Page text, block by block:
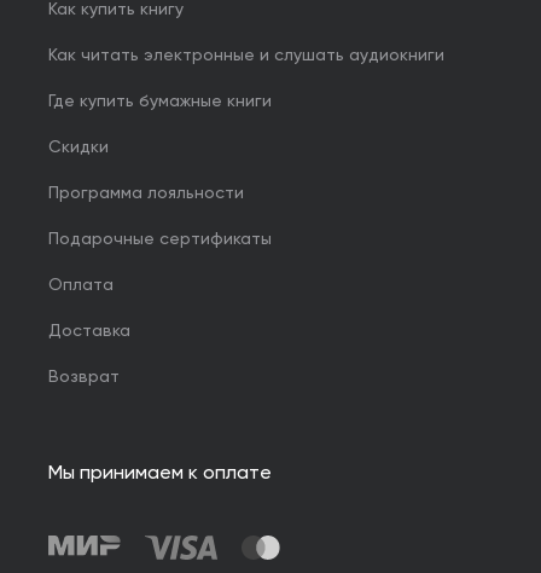
Как купить книгу
Как читать электронные и слушать аудиокниги
Где купить бумажные книги
Скидки
Программа лояльности
Подарочные сертификаты
Оплата
Доставка
Возврат
Мы принимаем к оплате